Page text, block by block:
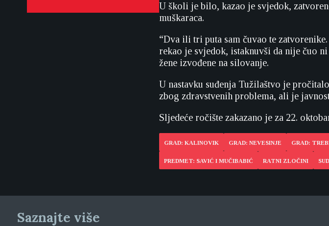
U školi je bilo, kazao je svjedok,
muškaraca.
“Dva ili tri puta sam čuvao te
rekao je svjedok, istaknuvši da nije čuo
žene izvođene na silovanje.
U nastavku suđenja Tužilaštvo je
zbog zdravstvenih problema, ali je
Sljedeće ročište zakazano je za 22.
GRAD: KALINOVIK GRAD: NEVESINJE GRAD:
PREDMET: SAVIĆ I MUČIBABIĆ RATNI ZLOČINI
Saznajte više